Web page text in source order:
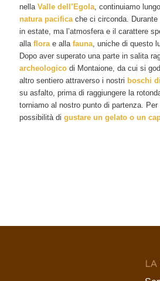
nellaValle dell’Egola, continuiamo
natura pacificache ci circonda. Durante
in estate, ma l’atmosfera e il carattere
allaflorae allafauna, uniche di questo
Dopo aver superato una parte in salita
archeologico di Montaione, da cui si
altro sentiero attraverso i nostri boschi
su asfalto, prima di raggiungere la
torniamo al nostro punto di partenza.
possibilità digustare un gelato o un
LA